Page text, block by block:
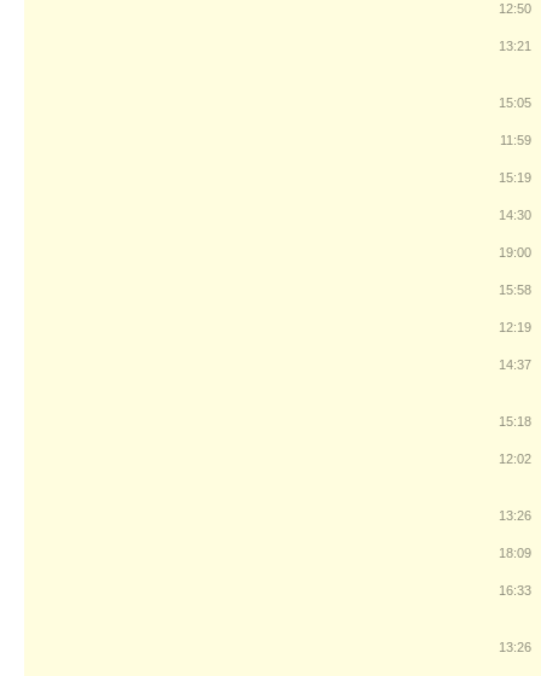
12:50
13:21
15:05
11:59
15:19
14:30
19:00
15:58
12:19
14:37
15:18
12:02
13:26
18:09
16:33
13:26